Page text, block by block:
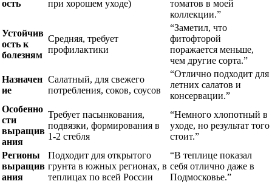
ость
при хорошем уходе)
томатов в моей
коллекции.”
Устойчив
ость к
болезням
Средняя, требует
профилактики
“Заметил, что
фитофторой
поражается меньше,
чем другие сорта.”
Назначен
ие
Салатный, для свежего
потребления, соков, соусов
“Отлично подходит для
летних салатов и
консервации.”
Особенно
сти
выращив
ания
Требует пасынкования,
подвязки, формирования в
1-2 стебля
“Немного хлопотный в
уходе, но результат того
стоит.”
Регионы
выращив
ания
Подходит для открытого
грунта в южных регионах, в
теплицах по всей России
“В теплице показал
себя отлично даже в
Подмосковье.”